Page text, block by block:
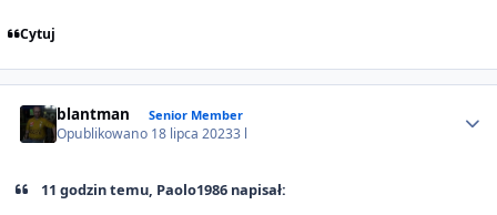
Cytuj
blantman Senior Member
Opublikowano 18 lipca 20233 l
11 godzin temu, Paolo1986 napisał: